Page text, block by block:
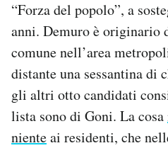
“Forza del popolo”, a
anni. Demuro è originario
comune nell’area
distante una sessantina di
gli altri otto candidati
lista sono di Goni. La cosa
nienteai residenti, che